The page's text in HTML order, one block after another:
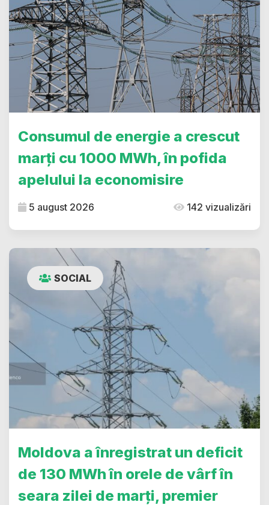
Consumul de energie a crescut
marți cu 1000 MWh, în pofida
apelului la economisire
5 august 2026 142 vizualizări
SOCIAL
Moldova a înregistrat un deficit
de 130 MWh în orele de vârf în
seara zilei de marți, premier